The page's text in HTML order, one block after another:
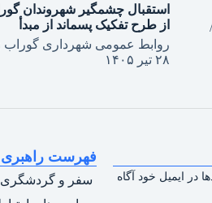
استقبال چشمگیر شهروندان
از طرح تفکیک پسماند از مبدأ
روابط عمومی شهرداری گوراب
۲۸ تیر ۱۴۰۵
در ایمیل خود آگاه
فهرست راهبری
سفر و گردشگری